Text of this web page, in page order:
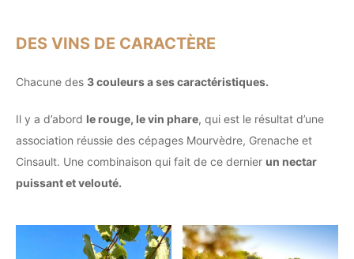
DES VINS DE CARACTÈRE
Chacune des 3 couleurs a ses caractéristiques.
Il y a d’abord le rouge, le vin phare, qui est le résultat d’une
association réussie des cépages Mourvèdre, Grenache et
Cinsault. Une combinaison qui fait de ce dernier un nectar
puissant et velouté.